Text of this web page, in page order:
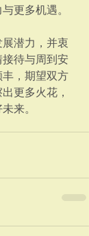
更多机遇。
潜力，并衷
待与周到安
，期望双方
更多火花，
来。